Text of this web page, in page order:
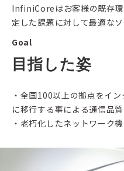
InfiniCoreはお客様の既存
定した課題に対して最適な
Goal
目指した姿
・全国100以上の拠点をイ
に移行する事による通信品
・老朽化したネットワーク